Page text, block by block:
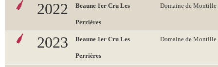
2022 Beaune 1er Cru Les
Perrières
Domaine de Montille
2023 Beaune 1er Cru Les
Perrières
Domaine de Montille